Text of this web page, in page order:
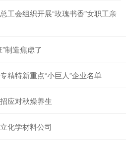
工会组织开展“玫瑰书香”女职工亲
制造焦虑了
精特新重点“小巨人”企业名单
应对秋燥养生
化学材料公司